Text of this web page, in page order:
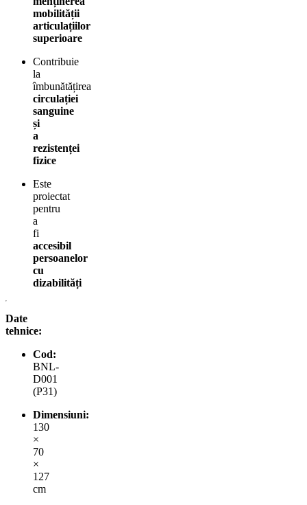
mobilității
articulațiilor
superioare
Contribuie
la
îmbunătățirea
circulației
sanguine
și
a
rezistenței
fizice
Este
proiectat
pentru
a
fi
accesibil
persoanelor
cu
dizabilități
Date
tehnice:
Cod:
BNL-
D001
(P31)
Dimensiuni:
130
×
70
×
127
cm